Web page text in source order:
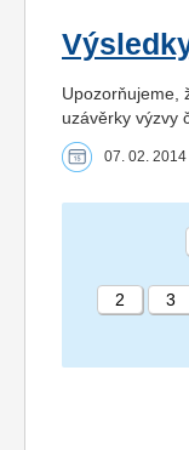
Upozorňujeme,
uzávěrky výzvy
07. 02. 2014
2
3